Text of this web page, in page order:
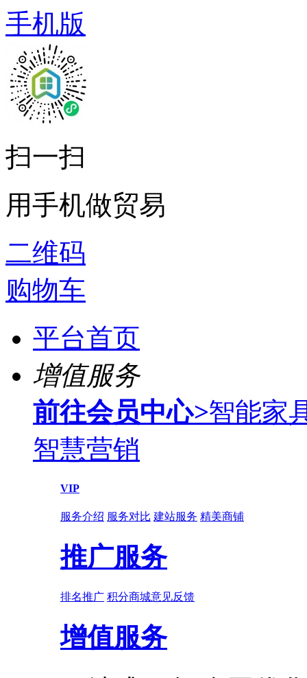
手机版
扫一扫
用手机做贸易
二维码
购物车
平台首页
增值服务
前往会员中心>智能家
智慧营销
VIP
服务介绍 服务对比 建站服务 精美商铺
推广服务
排名推广 积分商城意见反馈
增值服务